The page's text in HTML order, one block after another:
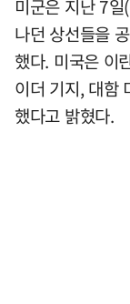
미군은 지난 7일
나던 상선들을
했다. 미국은 이
이더 기지, 대함
했다고 밝혔다.